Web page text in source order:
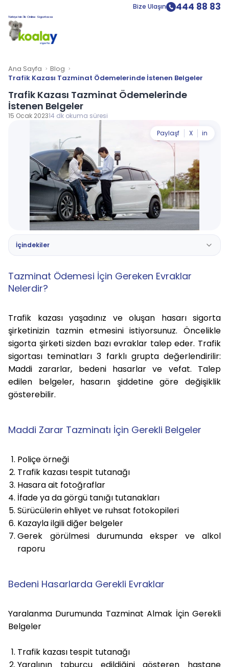
Bize Ulaşın 444 88 83
Türkiye’nin İlk Online Sigortacısı
Ana Sayfa
Blog
Trafik Kazası Tazminat Ödemelerinde İstenen Belgeler
Trafik Kazası Tazminat Ödemelerinde
İstenen Belgeler
15 Ocak 202314 dk okuma süresi
Paylaşf X in
İçindekiler
Tazminat Ödemesi İçin Gereken Evraklar
Nelerdir?
Trafik kazası yaşadınız ve oluşan hasarı sigorta
şirketinizin tazmin etmesini istiyorsunuz. Öncelikle
sigorta şirketi sizden bazı evraklar talep eder. Trafik
sigortası teminatları 3 farklı grupta değerlendirilir:
Maddi zararlar, bedeni hasarlar ve vefat. Talep
edilen belgeler, hasarın şiddetine göre değişiklik
gösterebilir.
Maddi Zarar Tazminatı İçin Gerekli Belgeler
Poliçe örneği
Trafik kazası tespit tutanağı
Hasara ait fotoğraflar
İfade ya da görgü tanığı tutanakları
Sürücülerin ehliyet ve ruhsat fotokopileri
Kazayla ilgili diğer belgeler
Gerek görülmesi durumunda eksper ve alkol
raporu
Bedeni Hasarlarda Gerekli Evraklar
Yaralanma Durumunda Tazminat Almak İçin Gerekli
Belgeler
Trafik kazası tespit tutanağı
Yaralının taburcu edildiğini gösteren hastane